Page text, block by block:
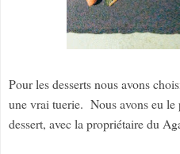
Pour les desserts nous avons
une vrai tuerie. Nous avons eu le
dessert, avec la propriétaire du